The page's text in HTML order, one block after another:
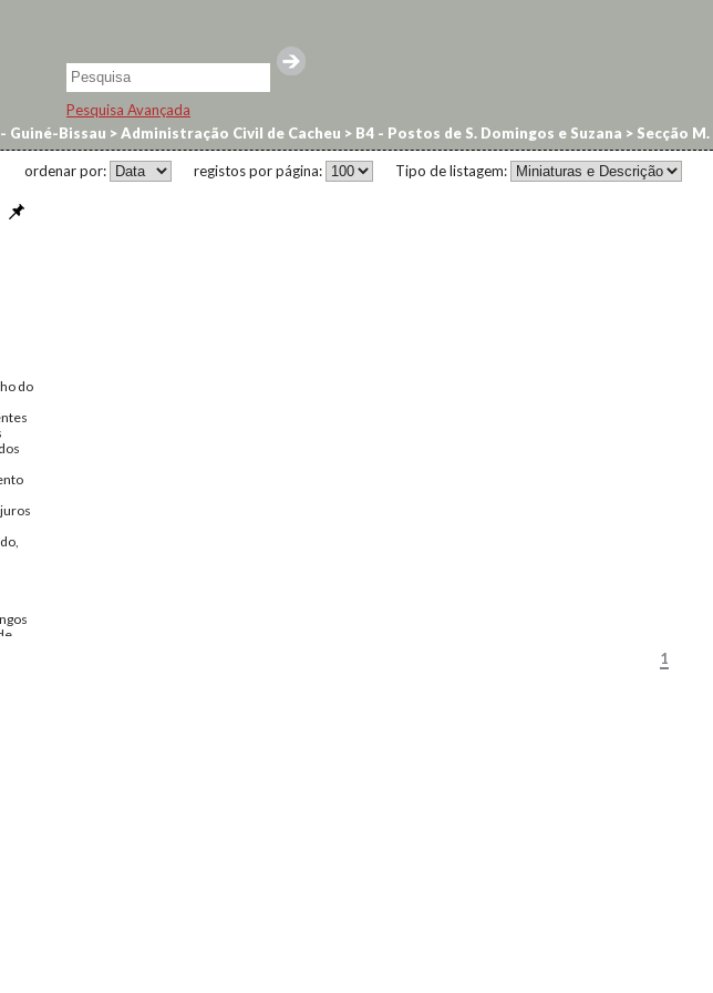
Pesquisa Avançada
Guiné-Bissau >Administração Civil de Cacheu > B4 - Postos de S. Domingos e Suzana > Secção M.
Tipo de listagem:
registos por página:
ordenar por:
do
1